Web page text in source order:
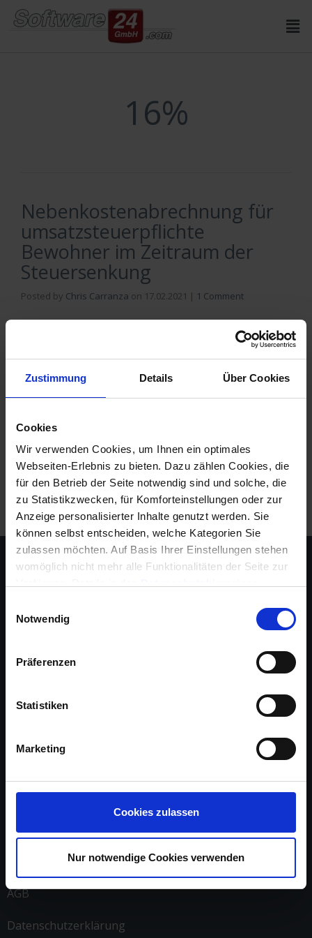
Zustimmung Details Über Cookies
Cookies
Wir verwenden Cookies, um Ihnen ein optimales
Webseiten-Erlebnis zu bieten. Dazu zählen Cookies, die
für den Betrieb der Seite notwendig sind und solche, die
zu Statistikzwecken, für Komforteinstellungen oder zur
Anzeige personalisierter Inhalte genutzt werden. Sie
können selbst entscheiden, welche Kategorien Sie
zulassen möchten. Auf Basis Ihrer Einstellungen stehen
womöglich nicht mehr alle Funktionalitäten der Seite zur
unseremImpressum
Notwendig
Präferenzen
Statistiken
Marketing
Cookies zulassen
Nur notwendige Cookies verwenden
springen
16%
Nebenkostenabrechnung für
umsatzsteuerpflichte
Bewohner im Zeitraum der
Steuersenkung
Posted by Chris Carranza on 17.02.2021 | 1 Comment
Mit Win-CASA 2020 und dem aktuellen Service-
Stand vom 17.02.2021 wurde die Nebenkosten-
Abrechnung für gewerbliche Mieter angepasst. Die
Steuersenkung – allgemeine Informationen aus
Gründen der … wurde … die Mehrwertsteuer von
Zeitraum der …
Tags:16%,19%,Gewerbe ,Nebenkostenabrechnung,Steuer
Arbeite mit uns
Referenzen
AGB
Datenschutzerklärung